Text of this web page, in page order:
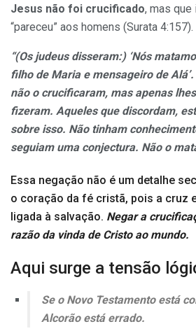
Jesus não foi crucificado, mas que
“pareceu” aos homens (Surata 4:157).
“(Os judeus disseram:) ‘Nós
filho de Maria e mensageiro de
não o crucificaram, mas apenas
fizeram. Aqueles que discordam,
sobre isso. Não tinham
seguiam uma conjectura. Não o
Essa negação não é um detalhe
o coração da fé cristã, pois a cruz
ligada à salvação. Negar a
razão da vinda de Cristo ao mundo.
Aqui surge a tensão
Se o Novo Testamento está
Alcorão está errado.